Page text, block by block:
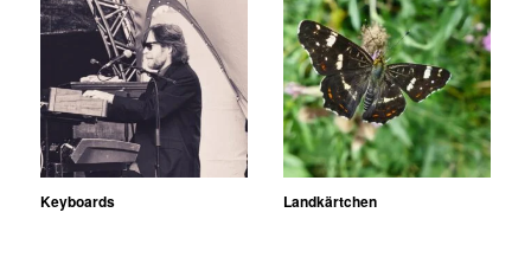
Keyboards Landkärtchen